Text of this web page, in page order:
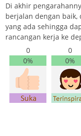
Di akhir
berjalan dengan baik,
yang ada sehingga
rancangan kerja ke
0
0%
0
0%